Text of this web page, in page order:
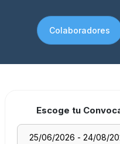
Colaboradores
Escoge tu